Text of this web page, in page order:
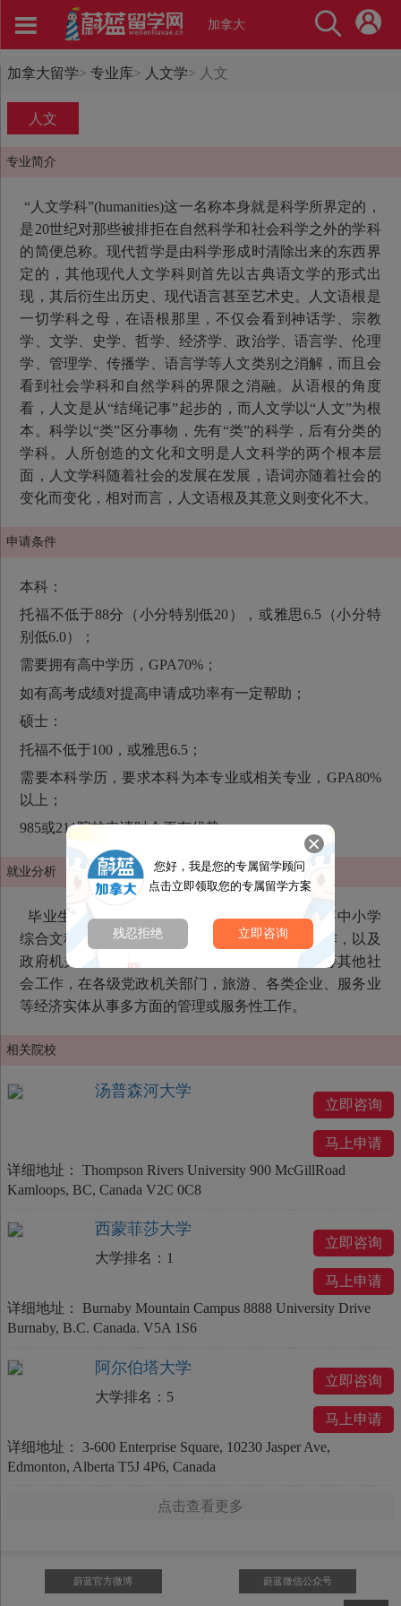
加拿大
加拿大留学> 专业库> 人文学> 人文
人文
专业简介
“人文学科”(humanities)这一名称本身就是科学所界定的，
是20世纪对那些被排拒在自然科学和社会科学之外的学科
的简便总称。现代哲学是由科学形成时清除出来的东西界
定的，其他现代人文学科则首先以古典语文学的形式出
现，其后衍生出历史、现代语言甚至艺术史。人文语根是
一切学科之母，在语根那里，不仅会看到神话学、宗教
学、文学、史学、哲学、经济学、政治学、语言学、伦理
学、管理学、传播学、语言学等人文类别之消解，而且会
看到社会学科和自然学科的界限之消融。从语根的角度
看，人文是从“结绳记事”起步的，而人文学以“人文”为根
本。科学以“类”区分事物，先有“类”的科学，后有分类的
学科。人所创造的文化和文明是人文科学的两个根本层
面，人文学科随着社会的发展在发展，语词亦随着社会的
变化而变化，相对而言，人文语根及其意义则变化不大。
申请条件
本科：
托福不低于88分（小分特别低20），或雅思6.5（小分特
别低6.0）；
需要拥有高中学历，GPA70%；
如有高考成绩对提高申请成功率有一定帮助；
硕士：
托福不低于100，或雅思6.5；
需要本科学历，要求本科为本专业或相关专业，GPA80%
以上；
985或211院校申请时会更有优势。
就业分析
毕业生主要就业方向为基础教育文科教师，从事中小学
综合文科、历史与社会、地理等人文教育教学工作，以及
政府机关、企事业单位从事公务员、新闻、秘书等其他社
会工作，在各级党政机关部门，旅游、各类企业、服务业
等经济实体从事多方面的管理或服务性工作。
相关院校
汤普森河大学
立即咨询
马上申请
详细地址：
Thompson Rivers University 900 McGillRoad
Kamloops, BC, Canada V2C 0C8
西蒙菲莎大学
大学排名： 1
立即咨询
马上申请
详细地址：
Burnaby Mountain Campus 8888 University Drive
Burnaby, B.C. Canada. V5A 1S6
阿尔伯塔大学
大学排名： 5
立即咨询
马上申请
详细地址：
3-600 Enterprise Square, 10230 Jasper Ave,
Edmonton, Alberta T5J 4P6, Canada
点击查看更多
蔚蓝官方微博 蔚蓝微信公众号
您好，我是您的专属留学顾问
点击立即领取您的专属留学方案
残忍拒绝 立即咨询